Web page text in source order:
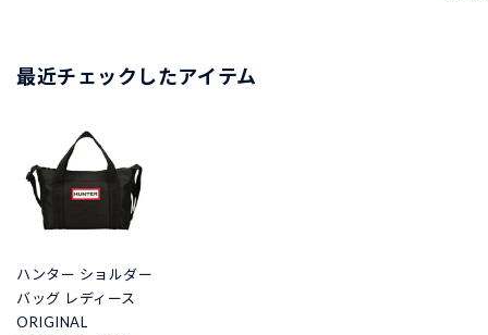
最近チェックしたアイテム
ハンター ショルダー
バッグ レディース
ORIGINAL